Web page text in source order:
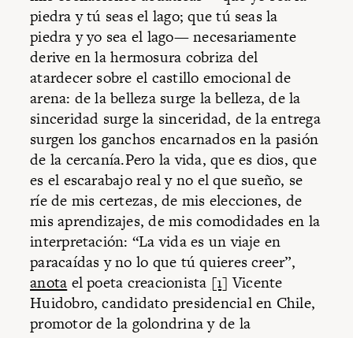
piedra y tú seas el lago; que tú seas la
piedra y yo sea el lago— necesariamente
derive en la hermosura cobriza del
atardecer sobre el castillo emocional de
arena: de la belleza surge la belleza, de la
sinceridad surge la sinceridad, de la entrega
surgen los ganchos encarnados en la pasión
de la cercanía.Pero la vida, que es dios, que
es el escarabajo real y no el que sueño, se
ríe de mis certezas, de mis elecciones, de
mis aprendizajes, de mis comodidades en la
interpretación: “La vida es un viaje en
paracaídas y no lo que tú quieres creer”,
anota el poeta creacionista [1] Vicente
Huidobro, candidato presidencial en Chile,
promotor de la golondrina y de la